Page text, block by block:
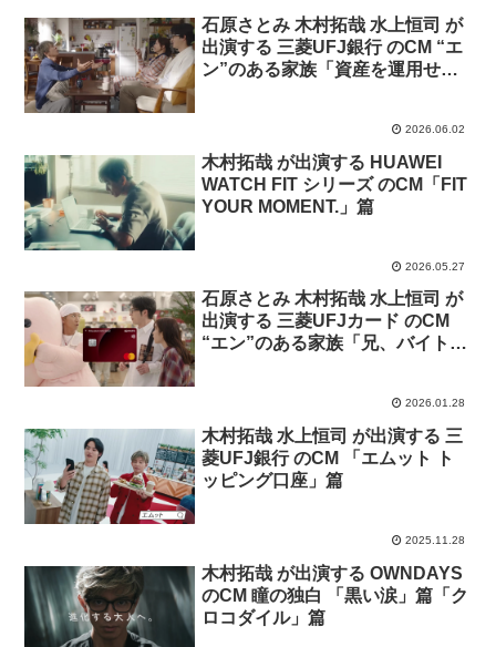
石原さとみ 木村拓哉 水上恒司 が
出演する 三菱UFJ銀行 のCM “エ
ン”のある家族「資産を運用せし
2026.06.02
木村拓哉 が出演する HUAWEI
WATCH FIT シリーズ のCM「FIT
YOUR MOMENT.」篇
2026.05.27
石原さとみ 木村拓哉 水上恒司 が
出演する 三菱UFJカード のCM
“エン”のある家族「兄、バイトを
2026.01.28
木村拓哉 水上恒司 が出演する 三
菱UFJ銀行 のCM 「エムット ト
ッピング口座」篇
2025.11.28
木村拓哉 が出演する OWNDAYS
のCM 瞳の独白 「黒い涙」篇「ク
ロコダイル」篇